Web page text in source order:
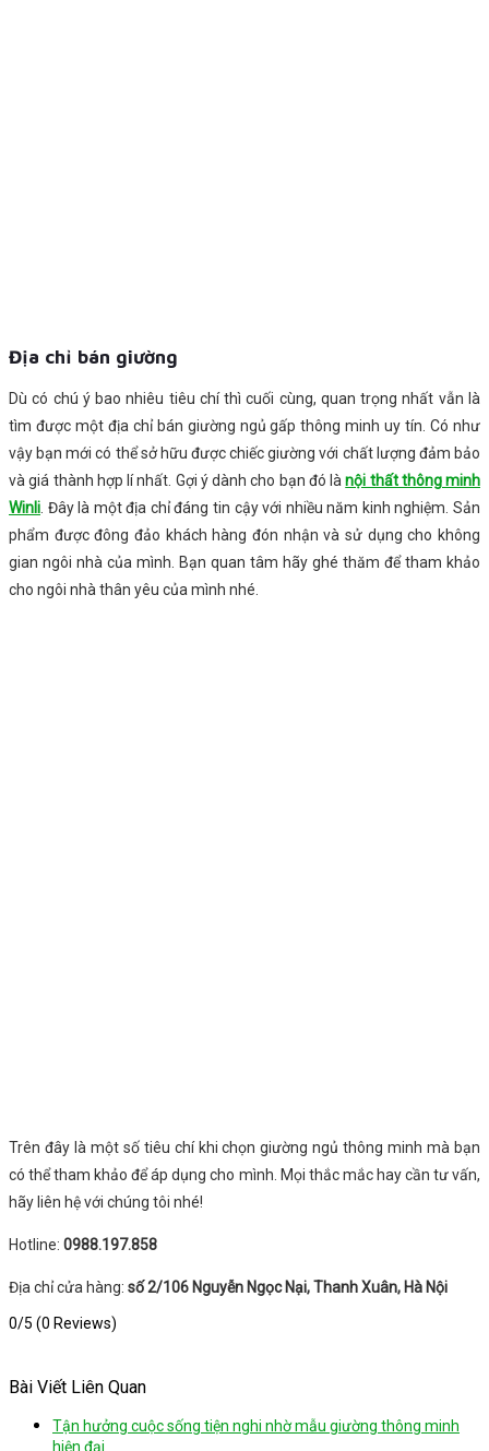
Địa chỉ bán giường
Dù có chú ý bao nhiêu tiêu chí thì cuối cùng, quan trọng nhất vẫn là
tìm được một địa chỉ bán giường ngủ gấp thông minh uy tín. Có như
vậy bạn mới có thể sở hữu được chiếc giường với chất lượng đảm bảo
và giá thành hợp lí nhất. Gợi ý dành cho bạn đó lànội thất thông minh
Winli . Đây là một địa chỉ đáng tin cậy với nhiều năm kinh nghiệm. Sản
phẩm được đông đảo khách hàng đón nhận và sử dụng cho không
gian ngôi nhà của mình. Bạn quan tâm hãy ghé thăm để tham khảo
cho ngôi nhà thân yêu của mình nhé.
Trên đây là một số tiêu chí khi chọn giường ngủ thông minh mà bạn
có thể tham khảo để áp dụng cho mình. Mọi thắc mắc hay cần tư vấn,
hãy liên hệ với chúng tôi nhé!
Hotline: 0988.197.858
Địa chỉ cửa hàng: số 2/106 Nguyễn Ngọc Nại, Thanh Xuân, Hà Nội
0/5 (0 Reviews)
Bài Viết Liên Quan
Tận hưởng cuộc sống tiện nghi nhờ mẫu giường thông minh
hiện đại